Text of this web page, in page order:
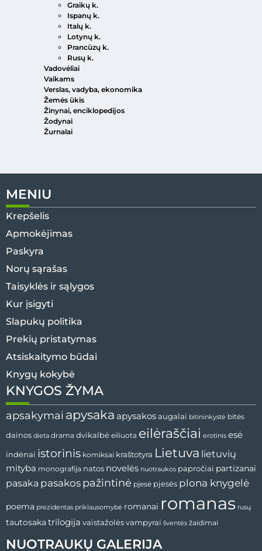
Graikų k.
Ispanų k.
Italų k.
Lotynų k.
Prancūzų k.
Rusų k.
Vadovėliai
Vaikams
Verslas, vadyba, ekonomika
Žemės ūkis
Žinynai, enciklopedijos
Žodynai
Žurnalai
MENIU
Krepšelis
Apmokėjimas
Paskyra
Norų sąrašas
Taisyklės ir sąlygos
Kur įsigyti
Slapukų politika
Prekių pristatymas
Atsiskaitymo būdai
Knygų kokybė
NUOTRAUKŲ GALERIJA
KNYGOS ŽYMA
apsakymai apysaka apysakos augalai bitininkystė bitės
dainos dieta drama dvikalbė eiliuota eilėraščiai erotinis esė
indėnai istorinis komiksai kraštotyra Lietuva lietuvių
mityba monografija natos novelės nuotraukos papročiai partizanai
pasaka pasakos pažintinė pjesė pjesės plona knygelė
poema prezidentas priklausomybė romanai romanas rusų
tautosaka trilogija vaistažolėsvampyrai šventės žaidimai